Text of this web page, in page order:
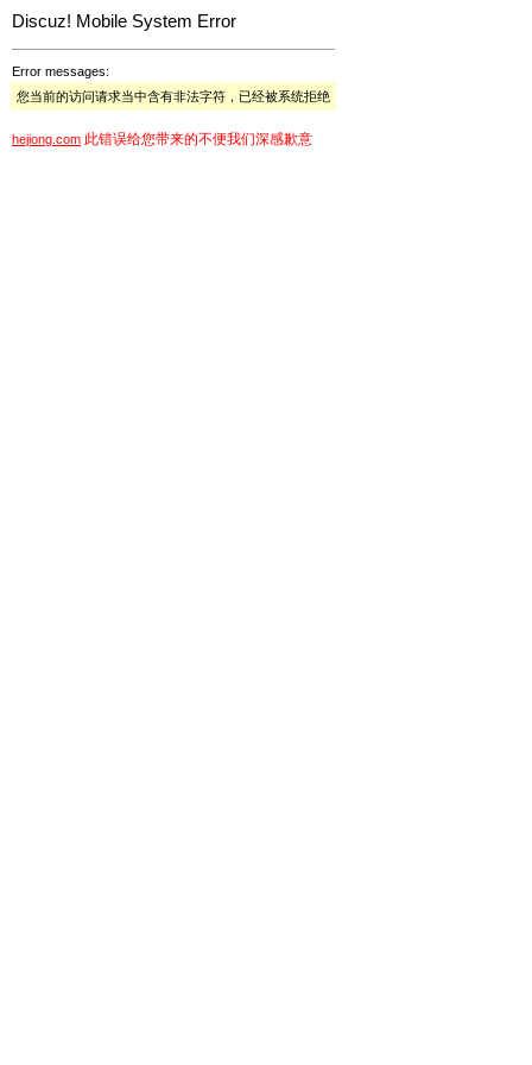
Discuz! Mobile System Error
Error messages:
您当前的访问请求当中含有非法字符，已经被系统拒绝
hejiong.com 此错误给您带来的不便我们深感歉意